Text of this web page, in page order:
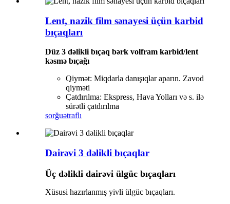
Lent, nazik film sənayesi üçün karbid
bıçaqları
Düz 3 dəlikli bıçaq bərk volfram karbid/lent
kəsmə bıçağı
Qiymət: Miqdarla danışıqlar aparın. Zavod
qiyməti
Çatdırılma: Ekspress, Hava Yolları və s. ilə
sürətli çatdırılma
sorğuətraflı
Dairəvi 3 dəlikli bıçaqlar
Üç dəlikli dairəvi ülgüc bıçaqları
Xüsusi hazırlanmış yivli ülgüc bıçaqları.